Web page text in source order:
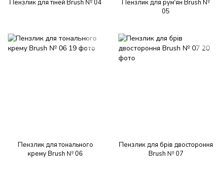
Пензлик для тіней Brush № 04
Пензлик для рум'ян Brush №
05
Пензлик для тонального
крему Brush № 06
Пензлик для брів двостороння
Brush № 07